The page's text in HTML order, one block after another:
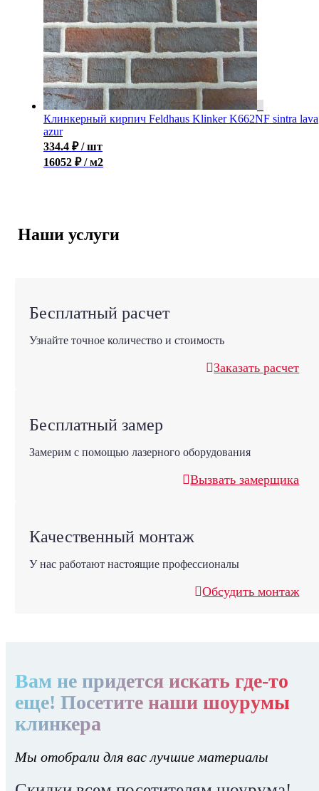
Клинкерный кирпич Feldhaus Klinker K662NF sintra lava
azur
334.4 ₽ / шт
16052 ₽ / м2
Наши услуги
Бесплатный расчет
Узнайте точное количество и стоимость
Заказать расчет
Бесплатный замер
Замерим с помощью лазерного оборудования
Вызвать замерщика
Качественный монтаж
У нас работают настоящие профессионалы
Обсудить монтаж
Вам не придется искать где-то
еще! Посетите наши шоурумы
клинкера
Мы отобрали для вас лучшие материалы